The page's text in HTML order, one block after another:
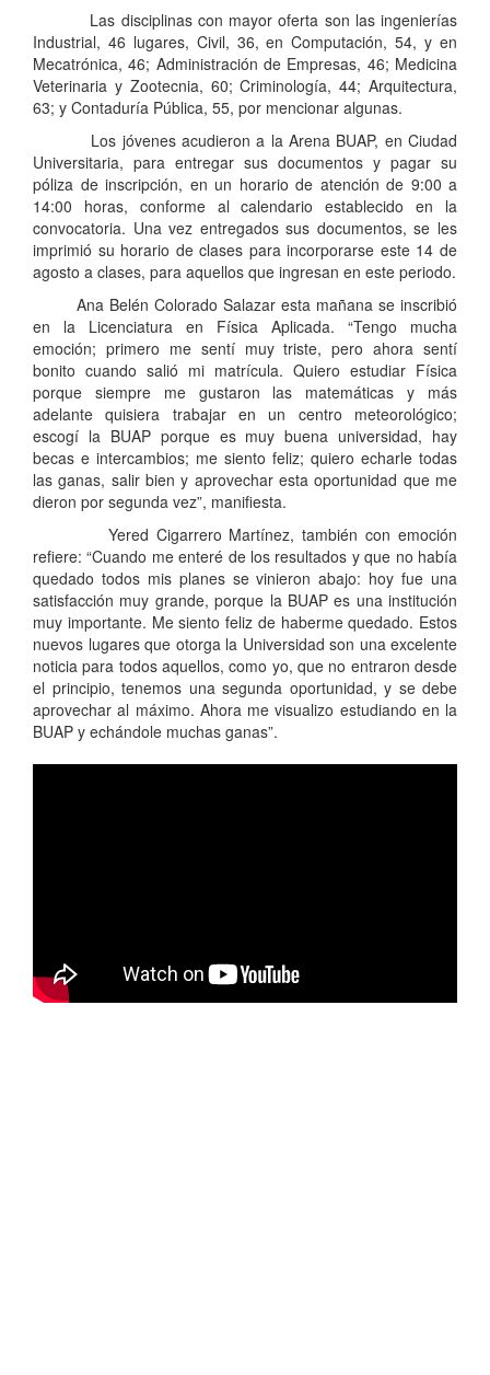
Las disciplinas con mayor oferta son las ingenierías
Industrial, 46 lugares, Civil, 36, en Computación, 54, y en
Mecatrónica, 46; Administración de Empresas, 46; Medicina
Veterinaria y Zootecnia, 60; Criminología, 44; Arquitectura,
63; y Contaduría Pública, 55, por mencionar algunas.
Los jóvenes acudieron a la Arena BUAP, en Ciudad
Universitaria, para entregar sus documentos y pagar su
póliza de inscripción, en un horario de atención de 9:00 a
14:00 horas, conforme al calendario establecido en la
convocatoria. Una vez entregados sus documentos, se les
imprimió su horario de clases para incorporarse este 14 de
agosto a clases, para aquellos que ingresan en este periodo.
Ana Belén Colorado Salazar esta mañana se inscribió
en la Licenciatura en Física Aplicada. “Tengo mucha
emoción; primero me sentí muy triste, pero ahora sentí
bonito cuando salió mi matrícula. Quiero estudiar Física
porque siempre me gustaron las matemáticas y más
adelante quisiera trabajar en un centro meteorológico;
escogí la BUAP porque es muy buena universidad, hay
becas e intercambios; me siento feliz; quiero echarle todas
las ganas, salir bien y aprovechar esta oportunidad que me
dieron por segunda vez”, manifiesta.
Yered Cigarrero Martínez, también con emoción
refiere: “Cuando me enteré de los resultados y que no había
quedado todos mis planes se vinieron abajo: hoy fue una
satisfacción muy grande, porque la BUAP es una institución
muy importante. Me siento feliz de haberme quedado. Estos
nuevos lugares que otorga la Universidad son una excelente
noticia para todos aquellos, como yo, que no entraron desde
el principio, tenemos una segunda oportunidad, y se debe
aprovechar al máximo. Ahora me visualizo estudiando en la
BUAP y echándole muchas ganas”.